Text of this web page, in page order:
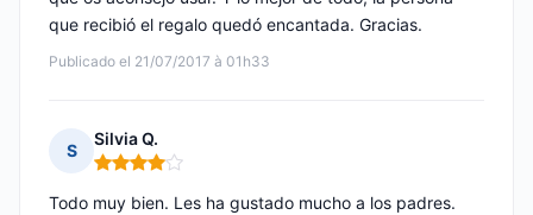
Publicado el 21/07/2017 à 01h33
que recibió el regalo quedó encantada. Gracias.
S
Silvia Q.
Nota: 4 de 5
Todo muy bien. Les ha gustado mucho a los padres.